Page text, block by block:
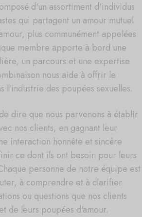
d'un assortiment d'individus
qui partagent un amour mutuel
plus communément appelées
membre apporte à bord une
un parcours et une expertise
nous aide à offrir le
l'industrie des poupées sexuelles.
dire que nous parvenons à établir
nos clients, en gagnant leur
interaction honnête et sincère
ce dont ils ont besoin pour leurs
personne de notre équipe est
à comprendre et à clarifier
ou questions que nos clients
de leurs poupées d'amour.